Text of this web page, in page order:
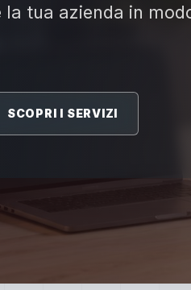
tua azienda in
SCOPRI I SERVIZI